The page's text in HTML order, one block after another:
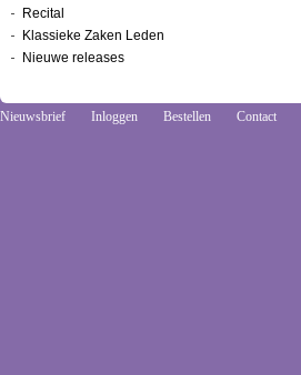
Recital
Klassieke Zaken Leden
Nieuwe releases
Nieuwsbrief Inloggen Bestellen Contact